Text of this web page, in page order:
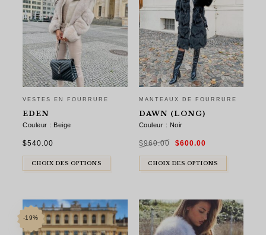
VESTES EN FOURRURE
EDEN
Couleur : Beige
$540.00
CHOIX DES OPTIONS
MANTEAUX DE FOURRURE
DAWN (LONG)
Couleur : Noir
$960.00 prix
était :
$960.00.
$600.00prix
est :
$600.00.
CHOIX DES OPTIONS
-19%